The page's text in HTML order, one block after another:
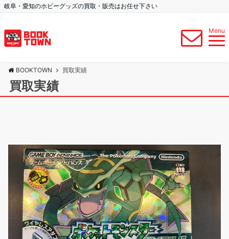
岐阜・愛知のホビーグッズの買取・販売はお任せ下さい
Menu
BOOKTOWN 買取実績
買取実績